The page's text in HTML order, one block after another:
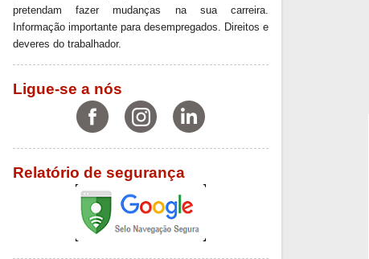
pretendam fazer mudanças na sua carreira.
Informação importante para desempregados. Direitos e
deveres do trabalhador.
Ligue-se a nós
Relatório de segurança